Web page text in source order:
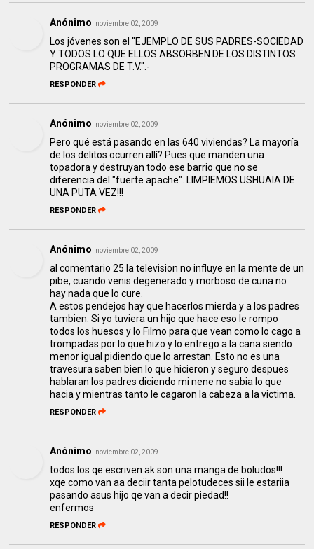
Anónimo noviembre 02, 2009
Los jóvenes son el "EJEMPLO DE SUS PADRES-SOCIEDAD
Y TODOS LO QUE ELLOS ABSORBEN DE LOS DISTINTOS
PROGRAMAS DE T.V.".-
RESPONDER
Anónimo noviembre 02, 2009
Pero qué está pasando en las 640 viviendas? La mayoría
de los delitos ocurren allí? Pues que manden una
topadora y destruyan todo ese barrio que no se
diferencia del "fuerte apache". LIMPIEMOS USHUAIA DE
UNA PUTA VEZ!!!
RESPONDER
Anónimo noviembre 02, 2009
al comentario 25 la television no influye en la mente de un
pibe, cuando venis degenerado y morboso de cuna no
hay nada que lo cure.
A estos pendejos hay que hacerlos mierda y a los padres
tambien. Si yo tuviera un hijo que hace eso le rompo
todos los huesos y lo Filmo para que vean como lo cago a
trompadas por lo que hizo y lo entrego a la cana siendo
menor igual pidiendo que lo arrestan. Esto no es una
travesura saben bien lo que hicieron y seguro despues
hablaran los padres diciendo mi nene no sabia lo que
hacia y mientras tanto le cagaron la cabeza a la victima.
RESPONDER
Anónimo noviembre 02, 2009
todos los qe escriven ak son una manga de boludos!!!
xqe como van aa deciir tanta pelotudeces sii le estariia
pasando asus hijo qe van a decir piedad!!
enfermos
RESPONDER